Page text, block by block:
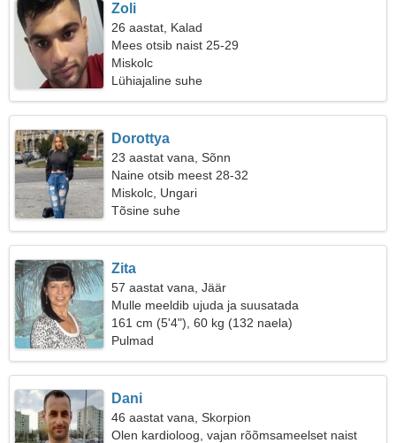
Zoli
26 aastat, Kalad
Mees otsib naist 25-29
Miskolc
Lühiajaline suhe
Dorottya
23 aastat vana, Sõnn
Naine otsib meest 28-32
Miskolc, Ungari
Tõsine suhe
Zita
57 aastat vana, Jäär
Mulle meeldib ujuda ja suusatada
161 cm (5'4"), 60 kg (132 naela)
Pulmad
Dani
46 aastat vana, Skorpion
Olen kardioloog, vajan rõõmsameelset naist